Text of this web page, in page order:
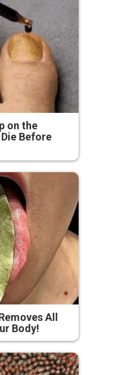
on the
Before
All
Body!